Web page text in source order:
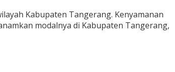
Kabupaten Tangerang. Kenyamanan
modalnya di Kabupaten Tangerang,